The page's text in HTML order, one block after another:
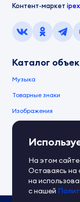
Контент-маркет
Каталог
Музыка
Товарные знаки
Изображения
О компании
О сервисе
Документы IPEX
Контакты
На этом
Оставаясь на
на
с нашей